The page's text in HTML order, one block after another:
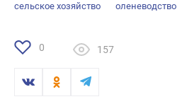
сельское хозяйство оленеводство
0 157